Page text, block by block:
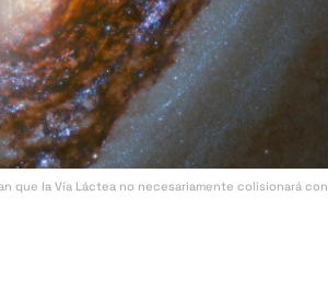
que la Vía Láctea no necesariamente colisionará con